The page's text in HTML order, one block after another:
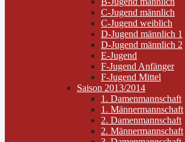
C-Jugend männlich
C-Jugend weiblich
D-Jugend männlich 1
D-Jugend männlich 2
E-Jugend
F-Jugend Anfänger
F-Jugend Mittel
Saison 2013/2014
1. Damenmannschaft
1. Männermannschaft
2. Damenmannschaft
2. Männermannschaft